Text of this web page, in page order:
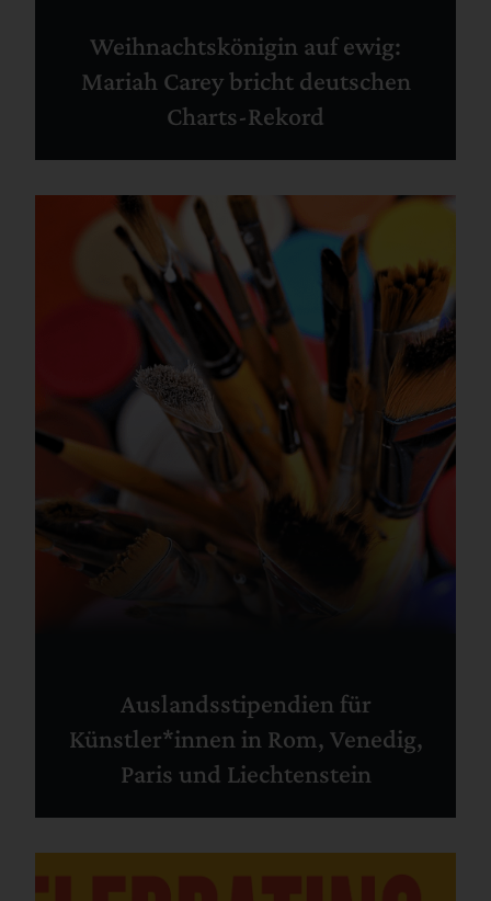
Weihnachtskönigin auf ewig:
Mariah Carey bricht deutschen
Charts-Rekord
Auslandsstipendien für
Künstler*innen in Rom, Venedig,
Paris und Liechtenstein